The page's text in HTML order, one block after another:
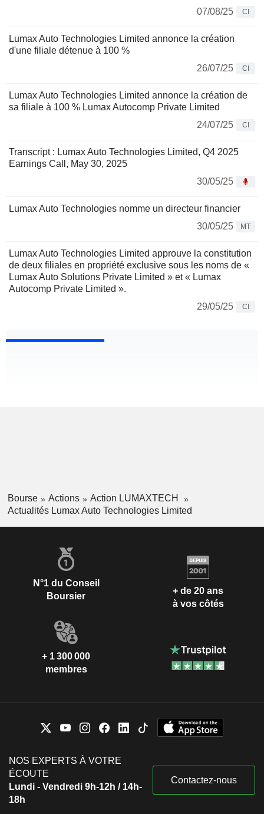
07/08/25
CI
Lumax Auto Technologies Limited annonce la création
d'une filiale détenue à 100 %
26/07/25
CI
Lumax Auto Technologies Limited annonce la création de
sa filiale à 100 % Lumax Autocomp Private Limited
24/07/25
CI
Transcript : Lumax Auto Technologies Limited, Q4 2025
Earnings Call, May 30, 2025
30/05/25
Lumax Auto Technologies nomme un directeur financier
30/05/25
MT
Lumax Auto Technologies Limited approuve la constitution
de deux filiales en propriété exclusive sous les noms de «
Lumax Auto Solutions Private Limited » et « Lumax
Autocomp Private Limited ».
29/05/25
CI
Bourse Actions
Action LUMAXTECH
Actualités Lumax Auto Technologies Limited
N°1 du Conseil
Boursier
+ de 20 ans
à vos côtés
+ 1 300 000
membres
NOS EXPERTS À VOTRE
ÉCOUTE
Lundi - Vendredi 9h-12h / 14h-
18h
Contactez-nous